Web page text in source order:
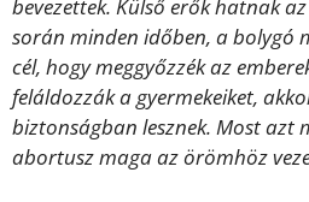
bevezettek. Külső erők hatnak
során minden időben, a bolygó
cél, hogy meggyőzzék az
feláldozzák a gyermekeiket,
biztonságban lesznek. Most azt
abortusz maga az örömhöz